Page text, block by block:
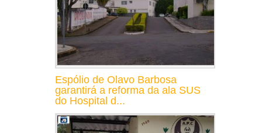
Espólio de Olavo Barbosa
garantirá a reforma da ala SUS
do Hospital d...